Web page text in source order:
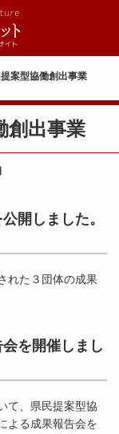
案型協働創出事業
創出事業
開しました。
れた３団体の成果
を開催しまし
て、県民提案型協
よる成果報告会を